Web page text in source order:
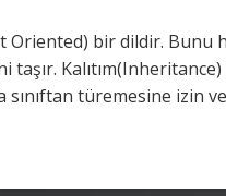
Oriented) bir dildir. Bunu
sınıftan türemesine izin